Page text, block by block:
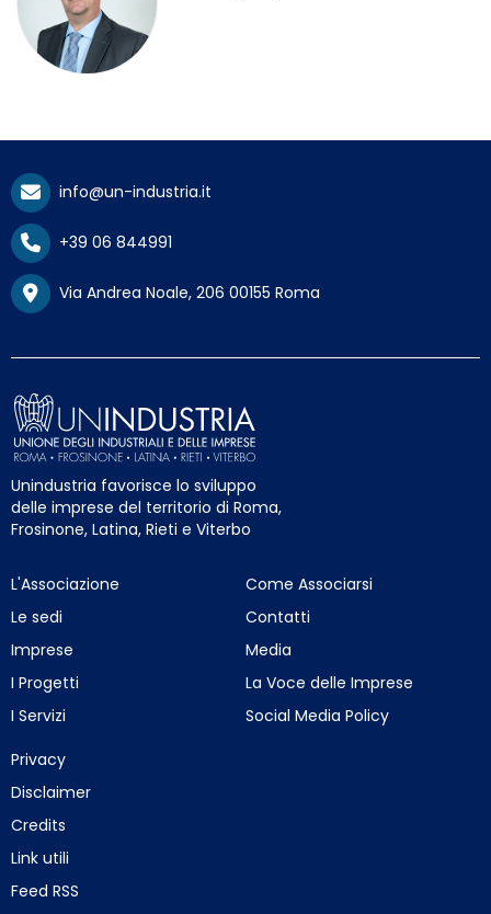
info@un-industria.it
+39 06 844991
Via Andrea Noale, 206 00155 Roma
Unindustria favorisce lo sviluppo
delle imprese del territorio di Roma,
Frosinone, Latina, Rieti e Viterbo
L'Associazione
Le sedi
Imprese
I Progetti
I Servizi
Come Associarsi
Contatti
Media
La Voce delle Imprese
Social Media Policy
Privacy
Disclaimer
Credits
Link utili
Feed RSS